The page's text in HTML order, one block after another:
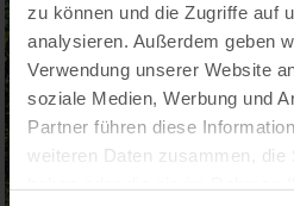
zu können und die Zugriffe auf
analysieren. Außerdem geben
Verwendung unserer Website
soziale Medien, Werbung und
Partner führen diese
weiteren Daten zusammen, die